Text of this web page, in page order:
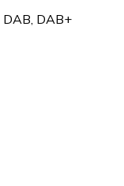
DAB, DAB+